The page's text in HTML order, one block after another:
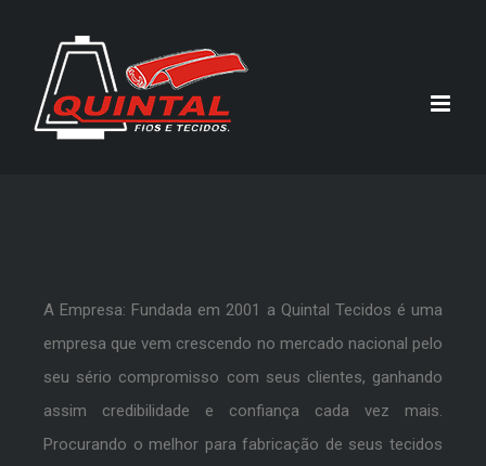
A Empresa: Fundada em 2001 a Quintal Tecidos é uma
empresa que vem crescendo no mercado nacional pelo
seu sério compromisso com seus clientes, ganhando
assim credibilidade e confiança cada vez mais.
Procurando o melhor para fabricação de seus tecidos